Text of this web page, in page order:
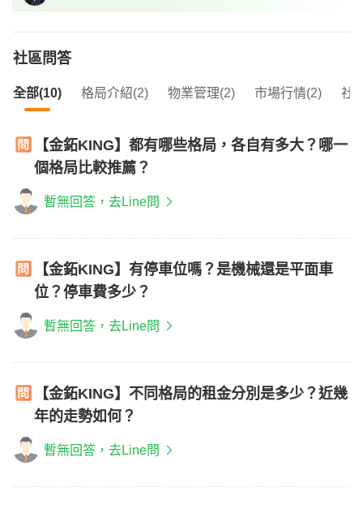
我想找近捷運的物件
社區問答
全部(10) 格局介紹(2) 物業管理(2) 市場行情(2) 社
【金鉐KING】都有哪些格局，各自有多大？哪一
個格局比較推薦？
暫無回答，去Line問
【金鉐KING】有停車位嗎？是機械還是平面車
位？停車費多少？
暫無回答，去Line問
【金鉐KING】不同格局的租金分別是多少？近幾
年的走勢如何？
暫無回答，去Line問